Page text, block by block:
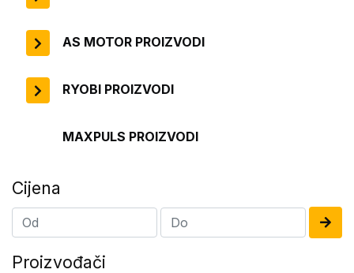
AS MOTOR PROIZVODI
RYOBI PROIZVODI
MAXPULS PROIZVODI
Cijena
Proizvođači